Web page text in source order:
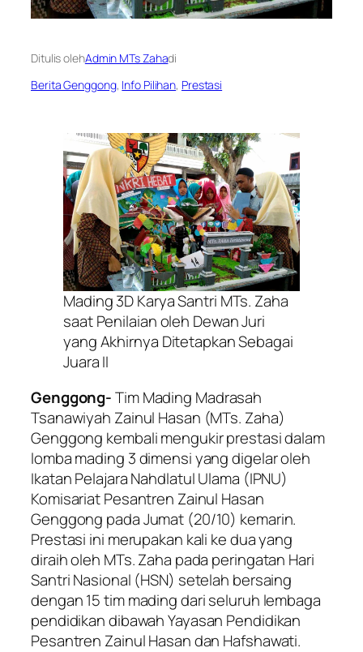
Ditulis olehAdmin MTs Zahadi
Berita Genggong, Info Pilihan, Prestasi
Mading 3D Karya Santri MTs. Zaha
saat Penilaian oleh Dewan Juri
yang Akhirnya Ditetapkan Sebagai
Juara II
Genggong-Tim Mading Madrasah
Tsanawiyah Zainul Hasan (MTs. Zaha)
Genggong kembali mengukir prestasi dalam
lomba mading 3 dimensi yang digelar oleh
Ikatan Pelajara Nahdlatul Ulama (IPNU)
Komisariat Pesantren Zainul Hasan
Genggong pada Jumat (20/10) kemarin.
Prestasi ini merupakan kali ke dua yang
diraih oleh MTs. Zaha pada peringatan Hari
Santri Nasional (HSN) setelah bersaing
dengan 15 tim mading dari seluruh lembaga
pendidikan dibawah Yayasan Pendidikan
Pesantren Zainul Hasan dan Hafshawati.